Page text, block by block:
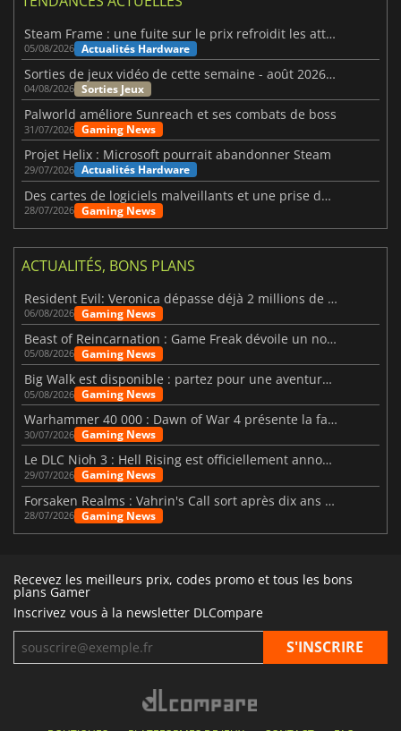
Steam Frame : une fuite sur le prix refroidit les attentes VR
05/08/2026 Actualités Hardware
Sorties de jeux vidéo de cette semaine - août 2026 (semaine 32)
04/08/2026 Sorties Jeux
Palworld améliore Sunreach et ses combats de boss
31/07/2026 Gaming News
Projet Helix : Microsoft pourrait abandonner Steam
29/07/2026 Actualités Hardware
Des cartes de logiciels malveillants et une prise de contrôle de Discord ont touché Meccha Chameleon
28/07/2026 Gaming News
ACTUALITÉS, BONS PLANS
Resident Evil: Veronica dépasse déjà 2 millions de wishlists
06/08/2026 Gaming News
Beast of Reincarnation : Game Freak dévoile un nouveau pari
05/08/2026 Gaming News
Big Walk est disponible : partez pour une aventure entre amis
05/08/2026 Gaming News
Warhammer 40 000 : Dawn of War 4 présente la faction des Nécrons
30/07/2026 Gaming News
Le DLC Nioh 3 : Hell Rising est officiellement annoncé
29/07/2026 Gaming News
Forsaken Realms : Vahrin's Call sort après dix ans de développement
28/07/2026 Gaming News
Recevez les meilleurs prix, codes promo et tous les bons
plans Gamer
Inscrivez vous à la newsletter DLCompare